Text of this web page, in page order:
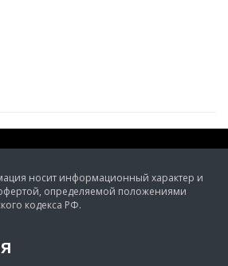
носит информационный характер и
определяемой положениями
кодекса РФ.